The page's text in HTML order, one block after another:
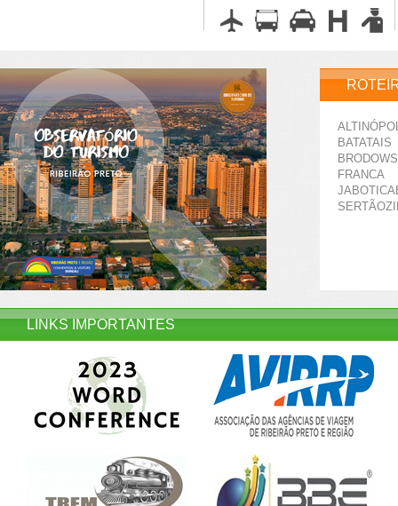
BATATAIS
FRANCA
LINKS IMPORTANTES